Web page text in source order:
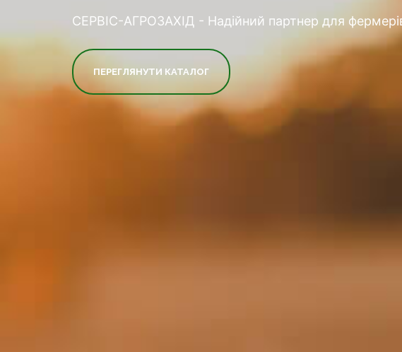
СЕРВІС-АГРОЗАХІД - Надійний партнер для
ПЕРЕГЛЯНУТИ КАТАЛОГ